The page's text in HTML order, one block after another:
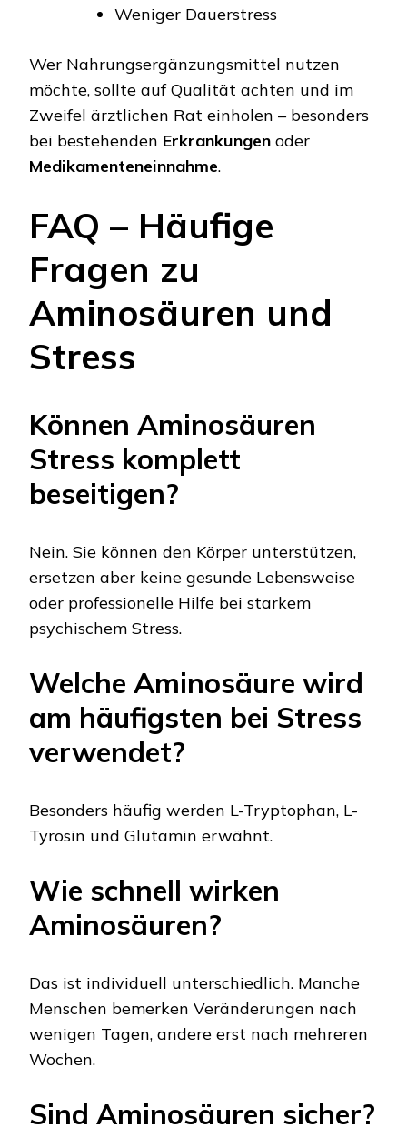
Weniger Dauerstress
Wer Nahrungsergänzungsmittel nutzen
möchte, sollte auf Qualität achten und im
Zweifel ärztlichen Rat einholen – besonders
bei bestehenden Erkrankungen oder
Medikamenteneinnahme.
FAQ – Häufige
Fragen zu
Aminosäuren und
Stress
Können Aminosäuren
Stress komplett
beseitigen?
Nein. Sie können den Körper unterstützen,
ersetzen aber keine gesunde Lebensweise
oder professionelle Hilfe bei starkem
psychischem Stress.
Welche Aminosäure wird
am häufigsten bei Stress
verwendet?
Besonders häufig werden L-Tryptophan, L-
Tyrosin und Glutamin erwähnt.
Wie schnell wirken
Aminosäuren?
Das ist individuell unterschiedlich. Manche
Menschen bemerken Veränderungen nach
wenigen Tagen, andere erst nach mehreren
Wochen.
Sind Aminosäuren sicher?